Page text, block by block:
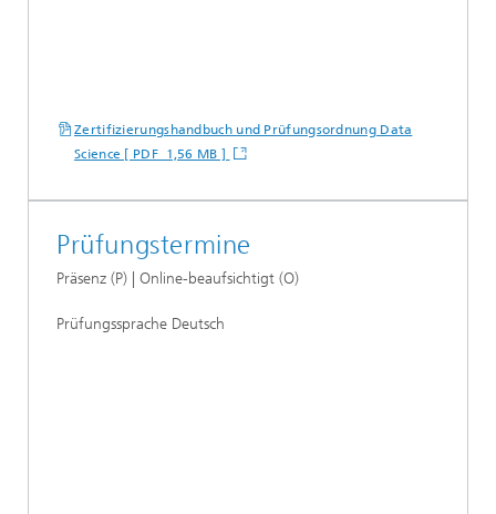
Zertifizierungshandbuch und Prüfungsordnung Data
Science [ PDF 1,56 MB ]
Prüfungstermine
Präsenz (P) | Online-beaufsichtigt (O)
Prüfungssprache Deutsch